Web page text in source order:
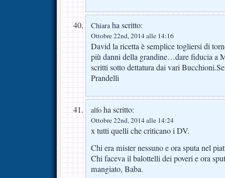
Chiaraha scritto:
Ottobre 22nd, 2014 alle 14:16
David la ricetta è semplice togliersi di
più danni della grandine…dare fiducia a
scritti sotto dettatura dai vari
Prandelli
alfo ha scritto:
Ottobre 22nd, 2014 alle 14:24
x tutti quelli che criticano i DV.
Chi era mister nessuno e ora sputa nel
Chi faceva il balottelli dei poveri e ora
mangiato, Baba.